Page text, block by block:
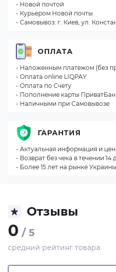
Отзывы
0 / 5
средний рейтинг товара
- Новой почтой
- Курьером Новой почты
- Самовывоз: г. Киев, ул.
ОПЛАТА
- Наложенным платежом (без
- Оплата online LIQPAY
- Оплата по Счету
- Пополнение карты
- Наличными при Самовывозе
ГАРАНТИЯ
- Актуальная информация и
- Возврат без чека в течении 14
- Более 15 лет на рынке Украины